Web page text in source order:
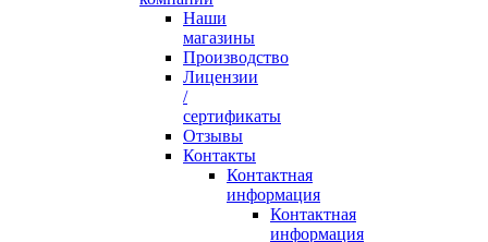
Наши
магазины
Производство
Лицензии
/
сертификаты
Отзывы
Контакты
Контактная
информация
Контактная
информация